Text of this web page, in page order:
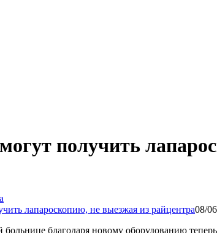
получить
08/
благодаря новому оборудованию